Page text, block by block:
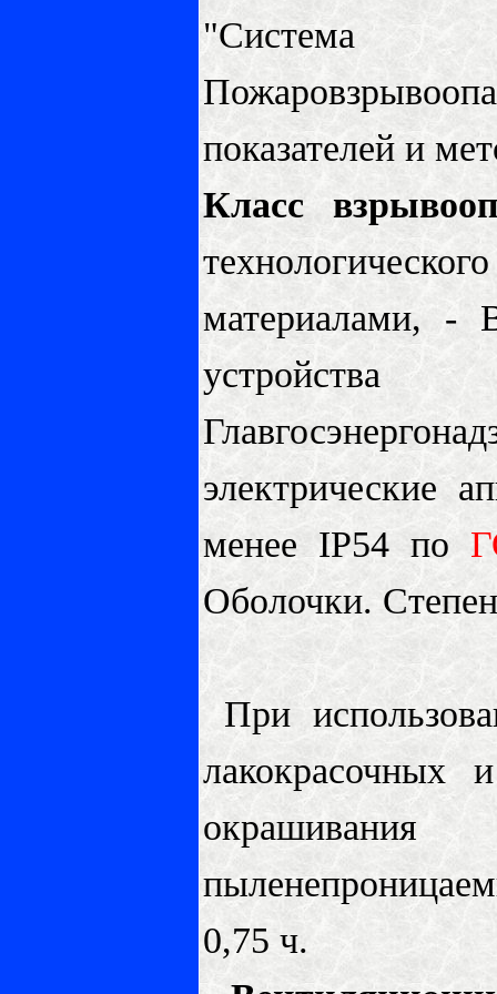
"Система
показателей и
Класс
материалами, -
устройства
электрические
менее IP54 по
Оболочки.
При
лакокрасочных
окрашивания
0,75 ч.